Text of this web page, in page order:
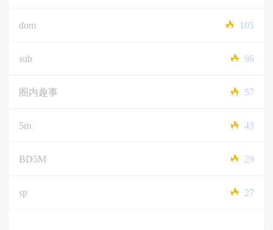
dom 105
sub 96
圈内趣事 57
5m 43
BD5M 29
sp 27